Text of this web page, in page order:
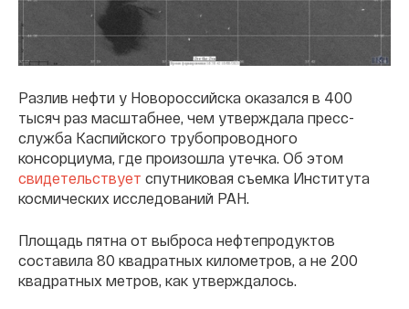
Разлив нефти у Новороссийска оказался в 400
тысяч раз масштабнее, чем утверждала пресс-
служба Каспийского трубопроводного
консорциума, где произошла утечка. Об этом
свидетельствует спутниковая съемка Института
космических исследований РАН.
Площадь пятна от выброса нефтепродуктов
составила 80 квадратных километров, а не 200
квадратных метров, как утверждалось.